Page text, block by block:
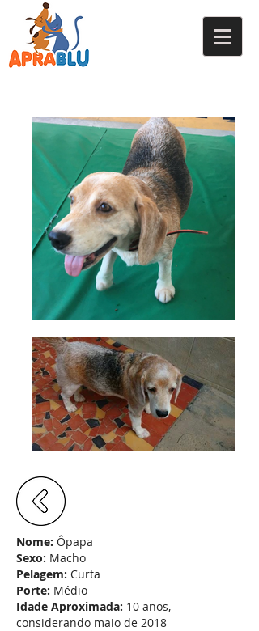
Nome: Ôpapa
Sexo: Macho
Pelagem: Curta
Porte: Médio
Idade Aproximada: 10 anos,
considerando maio de 2018